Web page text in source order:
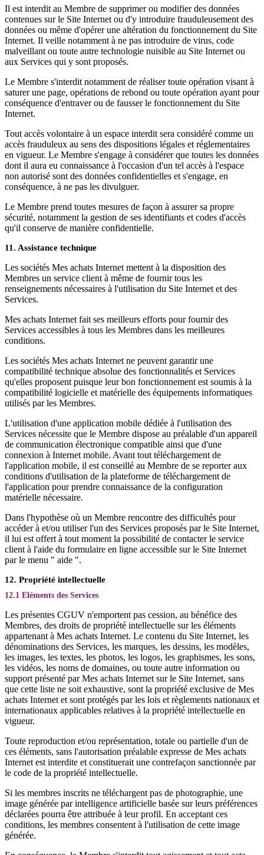
Il est interdit au Membre de supprimer ou modifier des données
contenues sur le Site Internet ou d'y introduire frauduleusement des
données ou même d'opérer une altération du fonctionnement du Site
Internet. Il veille notamment à ne pas introduire de virus, code
malveillant ou toute autre technologie nuisible au Site Internet ou
aux Services qui y sont proposés.
Le Membre s'interdit notamment de réaliser toute opération visant à
saturer une page, opérations de rebond ou toute opération ayant pour
conséquence d'entraver ou de fausser le fonctionnement du Site
Internet.
Tout accès volontaire à un espace interdit sera considéré comme un
accès frauduleux au sens des dispositions légales et réglementaires
en vigueur. Le Membre s'engage à considérer que toutes les données
dont il aura eu connaissance à l'occasion d'un tel accès à l'espace
non autorisé sont des données confidentielles et s'engage, en
conséquence, à ne pas les divulguer.
Le Membre prend toutes mesures de façon à assurer sa propre
sécurité, notamment la gestion de ses identifiants et codes d'accès
qu'il conserve de manière confidentielle.
11. Assistance technique
Les sociétés Mes achats Internet mettent à la disposition des
Membres un service client à même de fournir tous les
renseignements nécessaires à l'utilisation du Site Internet et des
Services.
Mes achats Internet fait ses meilleurs efforts pour fournir des
Services accessibles à tous les Membres dans les meilleures
conditions.
Les sociétés Mes achats Internet ne peuvent garantir une
compatibilité technique absolue des fonctionnalités et Services
qu'elles proposent puisque leur bon fonctionnement est soumis à la
compatibilité logicielle et matérielle des équipements informatiques
utilisés par les Membres.
L'utilisation d'une application mobile dédiée à l'utilisation des
Services nécessite que le Membre dispose au préalable d'un appareil
de communication électronique compatible ainsi que d'une
connexion à Internet mobile. Avant tout téléchargement de
l'application mobile, il est conseillé au Membre de se reporter aux
conditions d'utilisation de la plateforme de téléchargement de
l'application pour prendre connaissance de la configuration
matérielle nécessaire.
Dans l'hypothèse où un Membre rencontre des difficultés pour
accéder à et/ou utiliser l'un des Services proposés par le Site Internet,
il lui est offert à tout moment la possibilité de contacter le service
client à l'aide du formulaire en ligne accessible sur le Site Internet
par le menu " aide ".
12. Propriété intellectuelle
12.1 Eléments des Services
Les présentes CGUV n'emportent pas cession, au bénéfice des
Membres, des droits de propriété intellectuelle sur les éléments
appartenant à Mes achats Internet. Le contenu du Site Internet, les
dénominations des Services, les marques, les dessins, les modèles,
les images, les textes, les photos, les logos, les graphismes, les sons,
les vidéos, les noms de domaines, ou toute autre information ou
support présenté par Mes achats Internet sur le Site Internet, sans
que cette liste ne soit exhaustive, sont la propriété exclusive de Mes
achats Internet et sont protégés par les lois et règlements nationaux et
internationaux applicables relatives à la propriété intellectuelle en
vigueur.
Toute reproduction et/ou représentation, totale ou partielle d'un de
ces éléments, sans l'autorisation préalable expresse de Mes achats
Internet est interdite et constituerait une contrefaçon sanctionnée par
le code de la propriété intellectuelle.
Si les membres inscrits ne téléchargent pas de photographie, une
image générée par intelligence artificielle basée sur leurs préférences
déclarées pourra être attribuée à leur profil. En acceptant ces
conditions, les membres consentent à l'utilisation de cette image
générée.